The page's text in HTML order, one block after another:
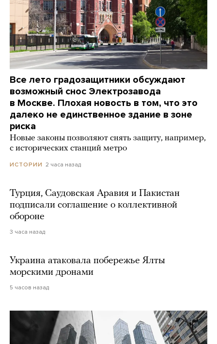
Все лето градозащитники обсуждают
возможный снос Электрозавода
в Москве. Плохая новость в том, что это
далеко не единственное здание в зоне
риска
Новые законы позволяют снять защиту, например,
с исторических станций метро
ИСТОРИИ 2 часа назад
Турция, Саудовская Аравия и Пакистан
подписали соглашение о коллективной
обороне
3 часа назад
Украина атаковала побережье Ялты
морскими дронами
5 часов назад